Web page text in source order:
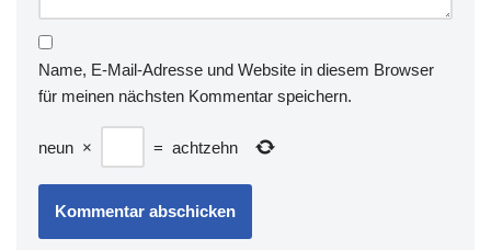
Name, E-Mail-Adresse und Website in diesem Browser
für meinen nächsten Kommentar speichern.
neun × = achtzehn